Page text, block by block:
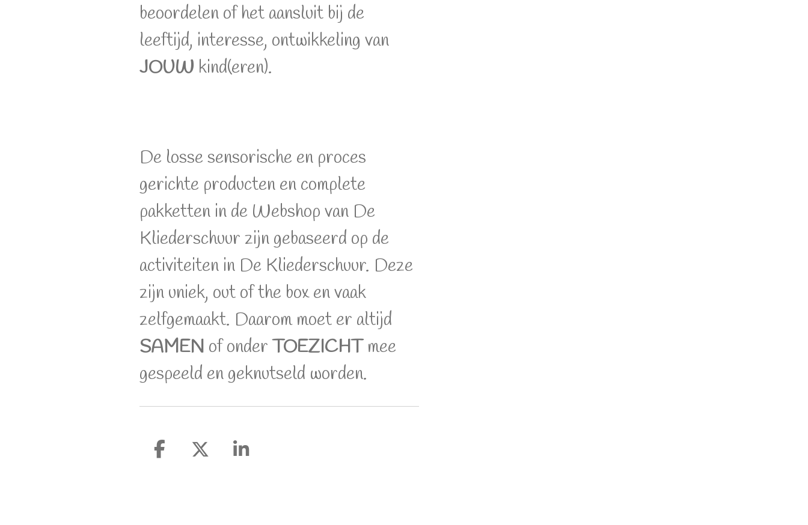
beoordelen of het aansluit bij de
leeftijd, interesse, ontwikkeling van
JOUW kind(eren).
De losse sensorische en proces
gerichte producten en complete
pakketten in de Webshop van De
Kliederschuur zijn gebaseerd op de
activiteiten in De Kliederschuur. Deze
zijn uniek, out of the box en vaak
zelfgemaakt. Daarom moet er altijd
SAMEN of onderTOEZICHTmee
gespeeld en geknutseld worden.
D
D
S